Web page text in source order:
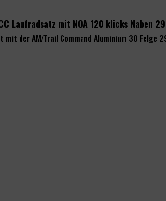
Laufradsatz mit NOA 120 klicks Naben
der AM/Trail Command Aluminium 30 Felge